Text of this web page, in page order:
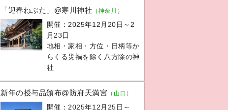
「迎春ねぶた」@寒川神社 （神奈川）
開催：2025年12月20日～2
月23日
地相・家相・方位・日柄等か
らくる災禍を除く八方除の神
社
新年の授与品頒布@防府天満宮 （山口）
開催：2025年12月25日～